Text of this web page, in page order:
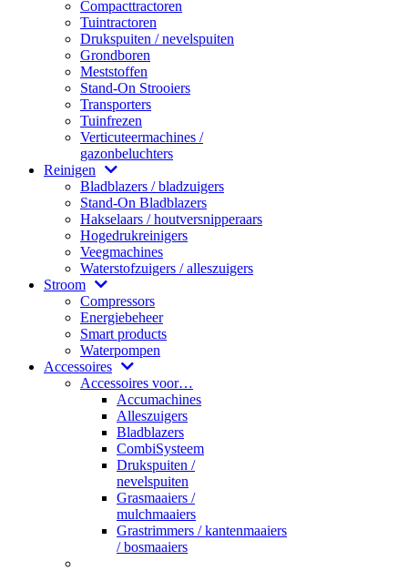
Compacttractoren
Tuintractoren
Drukspuiten / nevelspuiten
Grondboren
Meststoffen
Stand-On Strooiers
Transporters
Tuinfrezen
Verticuteermachines /
gazonbeluchters
Reinigen
Bladblazers / bladzuigers
Stand-On Bladblazers
Hakselaars / houtversnipperaars
Hogedrukreinigers
Veegmachines
Waterstofzuigers / alleszuigers
Stroom
Compressors
Energiebeheer
Smart products
Waterpompen
Accessoires
Accessoires voor…
Accumachines
Alleszuigers
Bladblazers
CombiSysteem
Drukspuiten /
nevelspuiten
Grasmaaiers /
mulchmaaiers
Grastrimmers / kantenmaaiers
/ bosmaaiers